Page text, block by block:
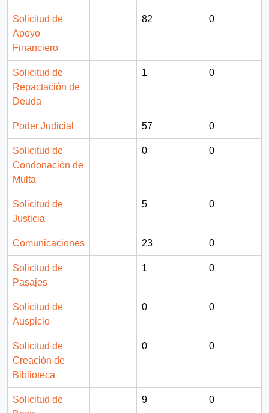
Solicitud de
Apoyo
Financiero
82 0
Solicitud de
Repactación de
Deuda
1 0
Poder Judicial 57 0
Solicitud de
Condonación de
Multa
0 0
Solicitud de
Justicia
5 0
Comunicaciones 23 0
Solicitud de
Pasajes
1 0
Solicitud de
Auspicio
0 0
Solicitud de
Creación de
Biblioteca
0 0
Solicitud de
9 0